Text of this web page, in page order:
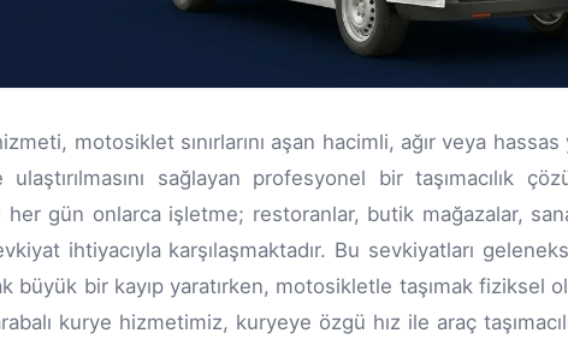
motosiklet sınırlarını aşan hacimli, ağır veya
sağlayan profesyonel bir taşımacılık
gün onlarca işletme; restoranlar, butik mağazalar,
ihtiyacıyla karşılaşmaktadır. Bu sevkiyatları
büyük bir kayıp yaratırken, motosikletle taşımak fiziksel
kurye hizmetimiz, kuryeye özgü hız ile araç